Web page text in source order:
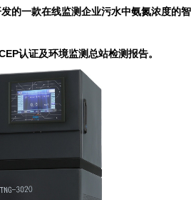
的一款在线监测企业污水中氨氮浓度的智
认证及环境监测总站检测报告。